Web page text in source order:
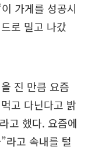
가게를 성공시
로 밀고 나갔
진 만큼 요즘
고 다닌다고 밝
고 했다. 요즘에
라고 속내를 털